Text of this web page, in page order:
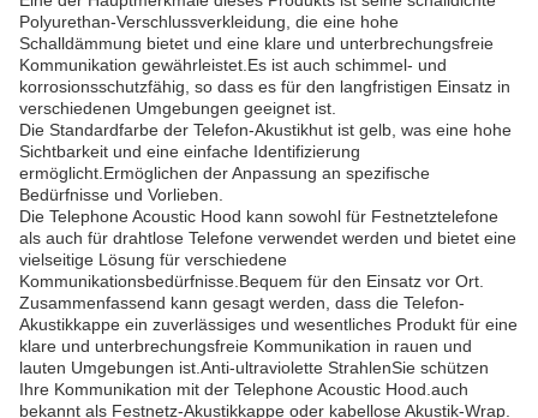
Polyurethan-Verschlussverkleidung, die eine hohe
Schalldämmung bietet und eine klare und unterbrechungsfreie
Kommunikation gewährleistet.Es ist auch schimmel- und
korrosionsschutzfähig, so dass es für den langfristigen Einsatz in
verschiedenen Umgebungen geeignet ist.
Die Standardfarbe der Telefon-Akustikhut ist gelb, was eine hohe
Sichtbarkeit und eine einfache Identifizierung
ermöglicht.Ermöglichen der Anpassung an spezifische
Bedürfnisse und Vorlieben.
Die Telephone Acoustic Hood kann sowohl für Festnetztelefone
als auch für drahtlose Telefone verwendet werden und bietet eine
vielseitige Lösung für verschiedene
Kommunikationsbedürfnisse.Bequem für den Einsatz vor Ort.
Zusammenfassend kann gesagt werden, dass die Telefon-
Akustikkappe ein zuverlässiges und wesentliches Produkt für eine
klare und unterbrechungsfreie Kommunikation in rauen und
lauten Umgebungen ist.Anti-ultraviolette StrahlenSie schützen
Ihre Kommunikation mit der Telephone Acoustic Hood.auch
bekannt als Festnetz-Akustikkappe oder kabellose Akustik-Wrap.